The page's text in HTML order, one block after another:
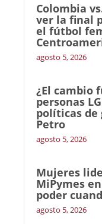
Colombia
ver la final
el fútbol
agosto 5, 2026
¿El cambio
personas
políticas de
Petro
agosto 5, 2026
Mujeres
MiPymes
poder
agosto 5, 2026